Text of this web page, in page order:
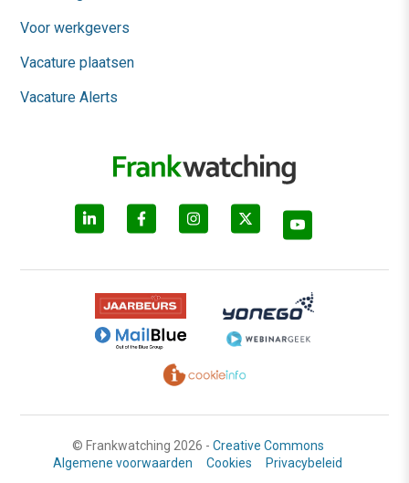
Voor werkgevers
Vacature plaatsen
Vacature Alerts
© Frankwatching 2026 - Creative Commons
Algemene voorwaarden
Cookies Privacybeleid